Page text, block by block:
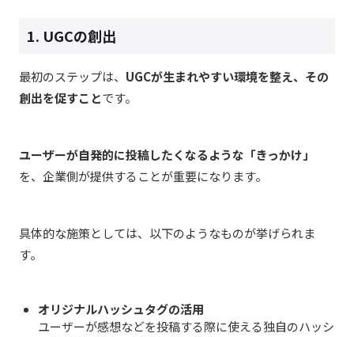
1. UGCの創出
最初のステップは、 UGCが生まれやすい環境を整え、その
創出を促すことです。
ユーザーが自発的に投稿したくなるような「きっかけ」
を、企業側が提供することが重要になります。
具体的な施策としては、以下のようなものが挙げられま
す。
オリジナルハッシュタグの活用
ユーザーが感想などを投稿する際に使える独自のハッシ